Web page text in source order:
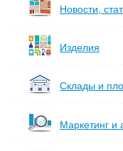
Новости,
Изделия
Склады и
Маркетинг и